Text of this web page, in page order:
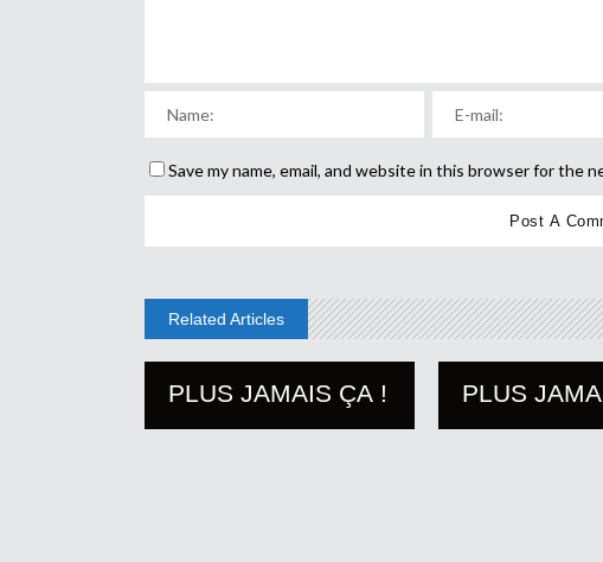
Save my name, email, and website in this browser for the
Related Articles
PLUS JAMAIS ÇA ! PLUS